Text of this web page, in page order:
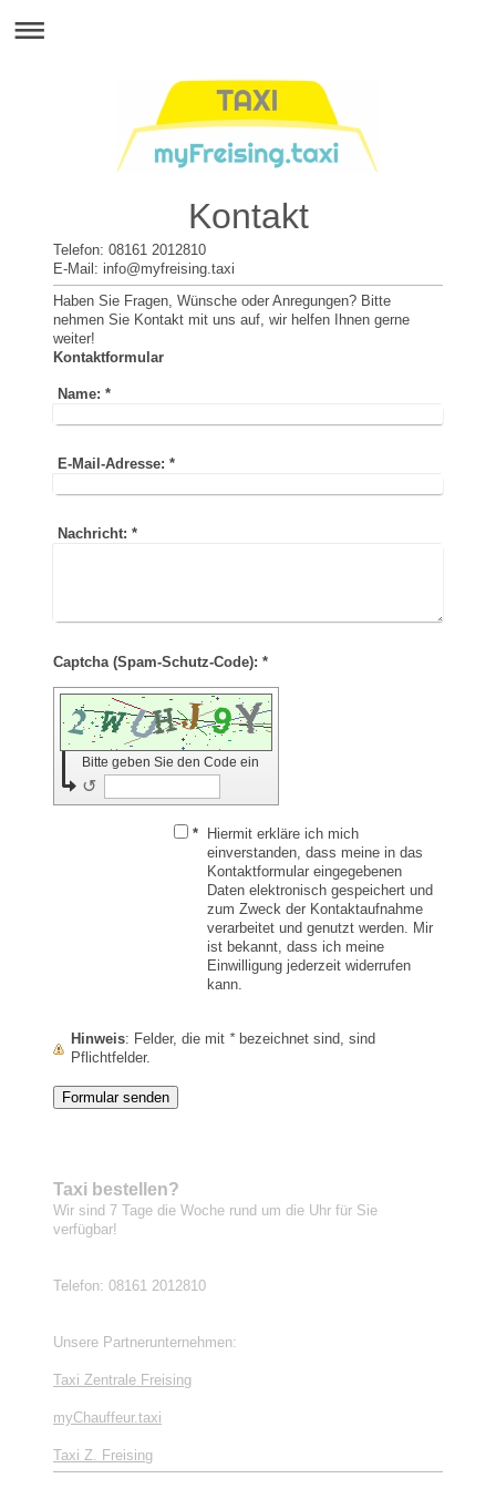
Kontakt
Telefon: 08161 2012810
E-Mail: info@myfreising.taxi
Haben Sie Fragen, Wünsche oder Anregungen? Bitte
nehmen Sie Kontakt mit uns auf, wir helfen Ihnen gerne
weiter!
Kontaktformular
Name: *
E-Mail-Adresse: *
Nachricht: *
Captcha (Spam-Schutz-Code): *
Bitte geben Sie den Code ein
↺
*
Hiermit erkläre ich mich
einverstanden, dass meine in das
Kontaktformular eingegebenen
Daten elektronisch gespeichert und
zum Zweck der Kontaktaufnahme
verarbeitet und genutzt werden. Mir
ist bekannt, dass ich meine
Einwilligung jederzeit widerrufen
kann.
Hinweis : Felder, die mit *bezeichnet sind, sind
Pflichtfelder.
Taxi bestellen?
Wir sind 7 Tage die Woche rund um die Uhr für Sie
verfügbar!
Telefon: 08161 2012810
Unsere Partnerunternehmen:
Taxi Zentrale Freising
myChauffeur.taxi
Taxi Z. Freising